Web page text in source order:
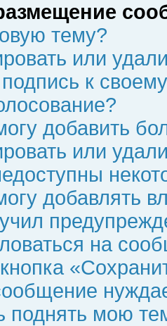
тему?
или
подпись к
добавить
или
добавлять
на
поднять мою